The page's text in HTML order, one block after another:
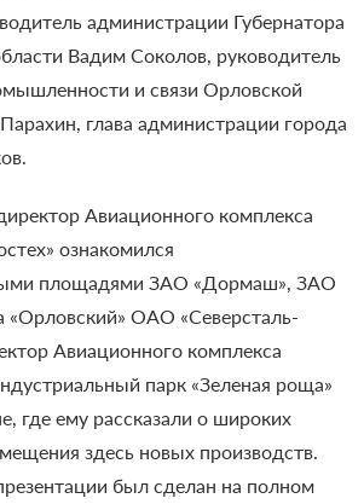
администрации Губернатора
Вадим Соколов, руководитель
и связи Орловской
глава администрации города
Авиационного комплекса
ознакомился
площадями ЗАО «Дормаш», ЗАО
«Орловский» ОАО «Северсталь-
Авиационного комплекса
парк «Зеленая роща»
где ему рассказали о широких
здесь новых производств.
был сделан на полном